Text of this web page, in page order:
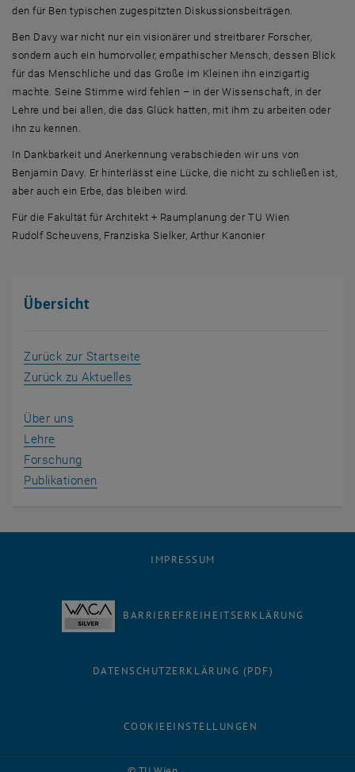
den für Ben typischen zugespitzten Diskussionsbeiträgen.
Ben Davy war nicht nur ein visionärer und streitbarer Forscher,
sondern auch ein humorvoller, empathischer Mensch, dessen Blick
für das Menschliche und das Große im Kleinen ihn einzigartig
machte. Seine Stimme wird fehlen – in der Wissenschaft, in der
Lehre und bei allen, die das Glück hatten, mit ihm zu arbeiten oder
ihn zu kennen.
In Dankbarkeit und Anerkennung verabschieden wir uns von
Benjamin Davy. Er hinterlässt eine Lücke, die nicht zu schließen ist,
aber auch ein Erbe, das bleiben wird.
Für die Fakultät für Architekt + Raumplanung der TU Wien
Rudolf Scheuvens, Franziska Sielker, Arthur Kanonier
Übersicht
Zurück zur Startseite
Zurück zu Aktuelles
Über uns
Lehre
Forschung
Publikationen
IMPRESSUM
BARRIEREFREIHEITSERKLÄRUNG
DATENSCHUTZERKLÄRUNG (PDF)
COOKIEEINSTELLUNGEN